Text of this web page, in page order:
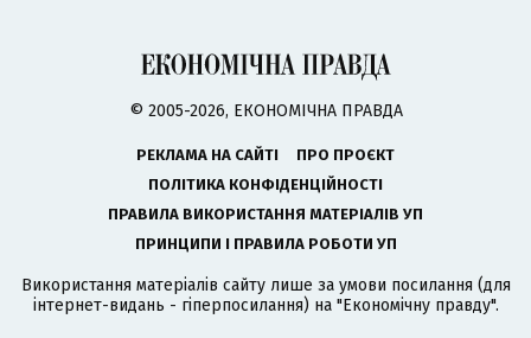
© 2005-2026, ЕКОНОМІЧНА ПРАВДА
РЕКЛАМА НА САЙТІ
ПРО ПРОЄКТ
ПОЛІТИКА КОНФІДЕНЦІЙНОСТІ
ПРАВИЛА ВИКОРИСТАННЯ МАТЕРІАЛІВ УП
ПРИНЦИПИ І ПРАВИЛА РОБОТИ УП
Використання матеріалів сайту лише за умови посилання (для
інтернет-видань - гіперпосилання) на "Економічну правду".